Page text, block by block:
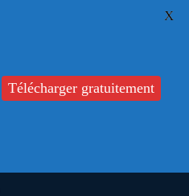
Télécharger gratuitement
X